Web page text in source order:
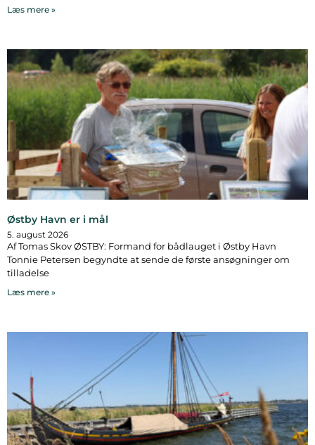
Læs mere »
Østby Havn er i mål
5. august 2026
Af Tomas Skov ØSTBY: Formand for bådlauget i Østby Havn
Tonnie Petersen begyndte at sende de første ansøgninger om
tilladelse
Læs mere »